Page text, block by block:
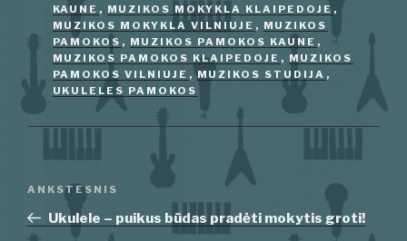
KAUNE , MUZIKOS MOKYKLA KLAIPEDOJE ,
MUZIKOS MOKYKLA VILNIUJE , MUZIKOS
PAMOKOS , MUZIKOS PAMOKOS KAUNE ,
MUZIKOS PAMOKOS KLAIPEDOJE , MUZIKOS
PAMOKOS VILNIUJE ,MUZIKOS STUDIJA ,
UKULELES PAMOKOS
Navigacija
įrašų
Ankstesnis
įrašas
ANKSTESNIS
Ukulele – puikus būdas pradėti mokytis groti!